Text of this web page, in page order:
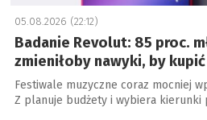
05.08.2026 (22:12)
Badanie Revolut: 85 proc.
zmieniłoby nawyki, by
Festiwale muzyczne coraz mocniej
Z planuje budżety i wybiera kierunki